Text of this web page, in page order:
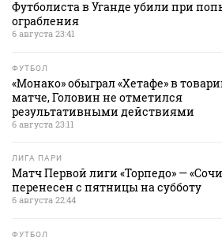
Футболиста в Уганде убили при
ограбления
6 августа 23:41
ФУТБОЛ
«Монако» обыграл «Хетафе» в
матче, Головин не отметился
результативными действиями
6 августа 23:11
ЛИГА ПАРИ
Матч Первой лиги «Торпедо» —
перенесен с пятницы на субботу
6 августа 22:44
ФУТБОЛ